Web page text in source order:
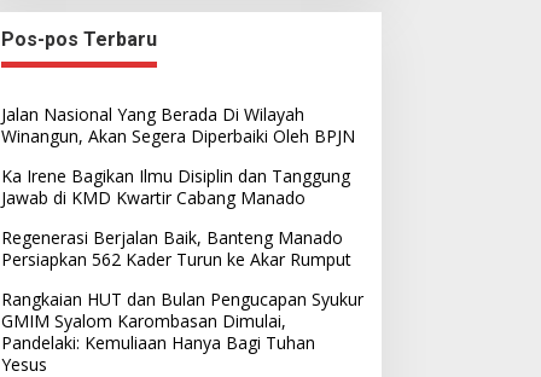
Pos-pos Terbaru
Jalan Nasional Yang Berada Di Wilayah
Winangun, Akan Segera Diperbaiki Oleh BPJN
Ka Irene Bagikan Ilmu Disiplin dan Tanggung
Jawab di KMD Kwartir Cabang Manado
Regenerasi Berjalan Baik, Banteng Manado
Persiapkan 562 Kader Turun ke Akar Rumput
Rangkaian HUT dan Bulan Pengucapan Syukur
GMIM Syalom Karombasan Dimulai,
Pandelaki: Kemuliaan Hanya Bagi Tuhan
Yesus